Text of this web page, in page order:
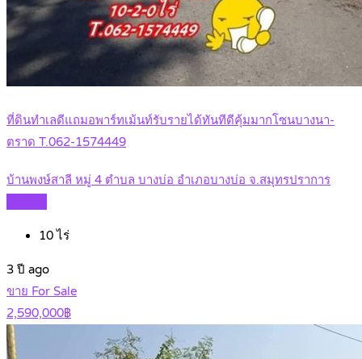
ที่ดินทำเลดีแถมอพาร์ทเม้นท์รับรายได้ทันทีดีคุ้มมากโซนบางนา-
ตราด T.062-1574449
บ้านพงษ์สาลี หมู่ 4 ตำบล บางบ่อ อำเภอบางบ่อ จ.สมุทรปราการ
10ไร่
3 ปี ago
ขาย For Sale
2,590,000฿